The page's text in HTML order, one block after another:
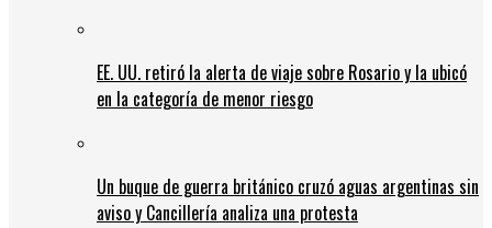
EE. UU. retiró la alerta de viaje sobre Rosario y la ubicó
en la categoría de menor riesgo
Un buque de guerra británico cruzó aguas argentinas sin
aviso y Cancillería analiza una protesta